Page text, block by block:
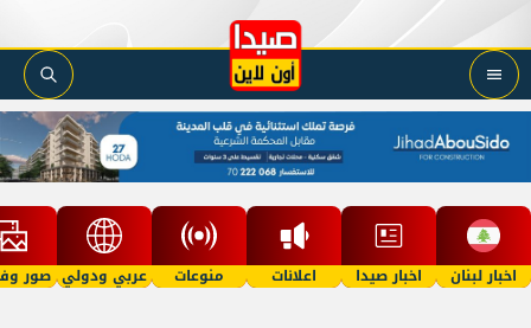
اخبار لبنان اخبار صيدا اعلانات منوعات عربي ودولي صور